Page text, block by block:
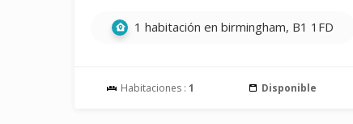
1 habitación en birmingham, B1 1FD
Habitaciones : 1 Disponible